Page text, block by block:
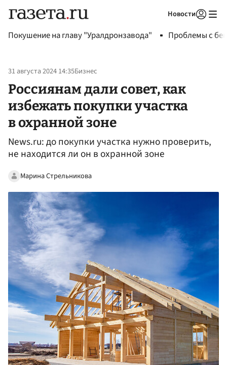
Новости
Покушение на главу "Уралдронзавода" Проблемы с
31 августа 2024 14:35Бизнес
Россиянам дали совет, как
избежать покупки участка
в охранной зоне
News.ru: до покупки участка нужно проверить,
не находится ли он в охранной зоне
Марина Стрельникова